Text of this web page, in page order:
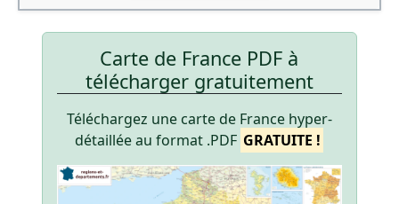
Carte de France PDF à
télécharger gratuitement
Téléchargez une carte de France hyper-
détaillée au format .PDF GRATUITE !